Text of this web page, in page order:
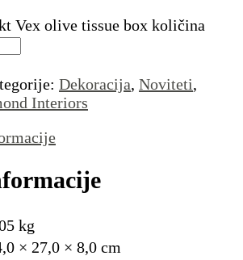
Vex olive tissue box količina
Dekoracija, Noviteti,
Interiors
kg
× 27,0 × 8,0 cm